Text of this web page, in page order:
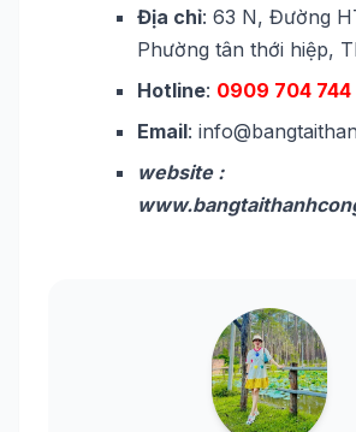
Địa chỉ: 63 N, Đường
Phường tân thới hiệp,
Hotline: 0909 704 744
Email:
website :